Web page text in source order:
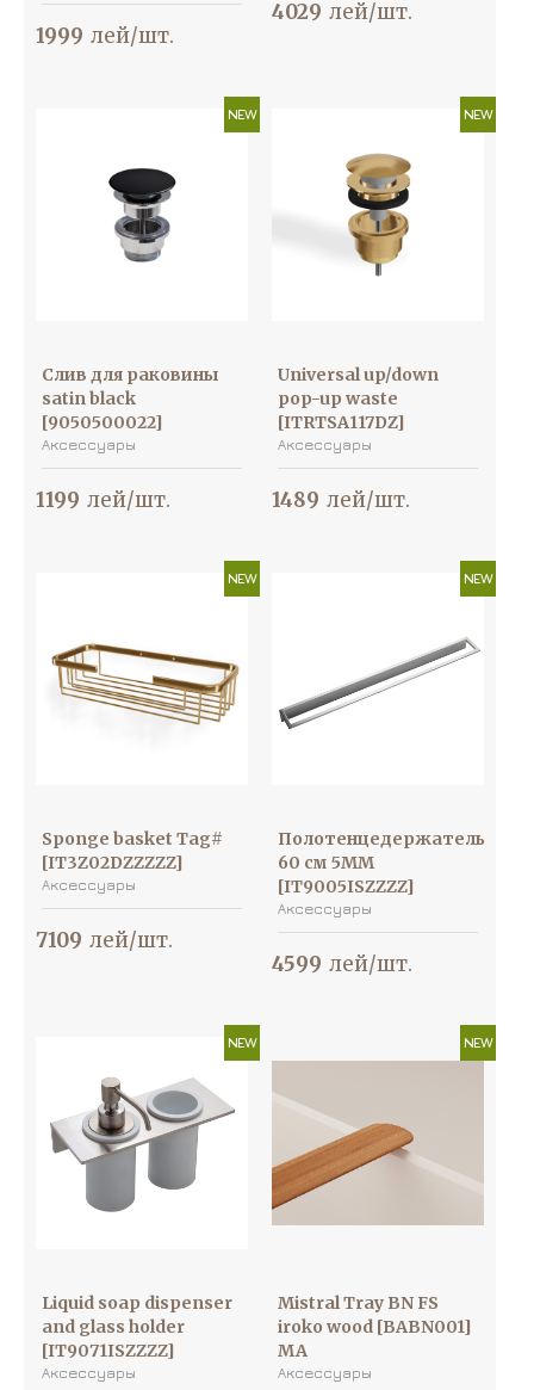
1999 лей/шт.
4029 лей/шт.
NEW
Слив для раковины
satin black
[9050500022]
Аксессуары
1199 лей/шт.
NEW
Universal up/down
pop-up waste
[ITRTSA117DZ]
Аксессуары
1489 лей/шт.
NEW
Sponge basket Tag#
[IT3Z02DZZZZZ]
Аксессуары
7109 лей/шт.
NEW
Полотенцедержатель
60 см 5MM
[IT9005ISZZZZ]
Аксессуары
4599 лей/шт.
NEW
Liquid soap dispenser
and glass holder
[IT9071ISZZZZ]
Аксессуары
NEW
Mistral Tray BN FS
iroko wood [BABN001]
MA
Аксессуары